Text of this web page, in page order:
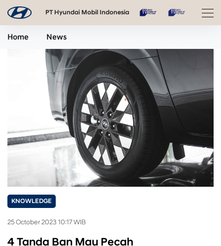
PT Hyundai Mobil Indonesia
Home News
KNOWLEDGE
25 October 2023 10:17 WIB
4 Tanda Ban Mau Pecah